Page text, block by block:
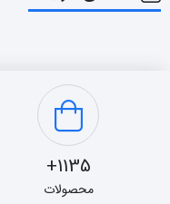
1135+
محصولات